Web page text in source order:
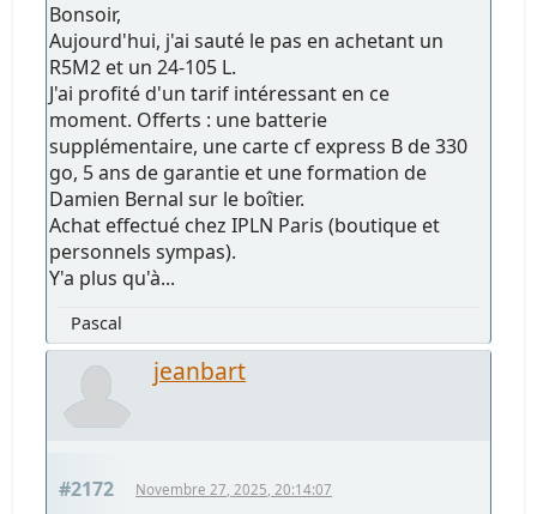
Bonsoir,
Aujourd'hui, j'ai sauté le pas en achetant un
R5M2 et un 24-105 L.
J'ai profité d'un tarif intéressant en ce
moment. Offerts : une batterie
supplémentaire, une carte cf express B de 330
go, 5 ans de garantie et une formation de
Damien Bernal sur le boîtier.
Achat effectué chez IPLN Paris (boutique et
personnels sympas).
Y'a plus qu'à...
Pascal
jeanbart
#2172 Novembre 27, 2025, 20:14:07